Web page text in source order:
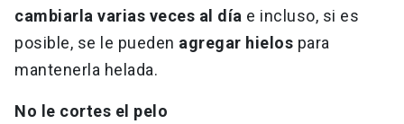
cambiarla varias veces al día e incluso, si es
posible, se le pueden agregar hielos para
mantenerla helada.
No le cortes el pelo